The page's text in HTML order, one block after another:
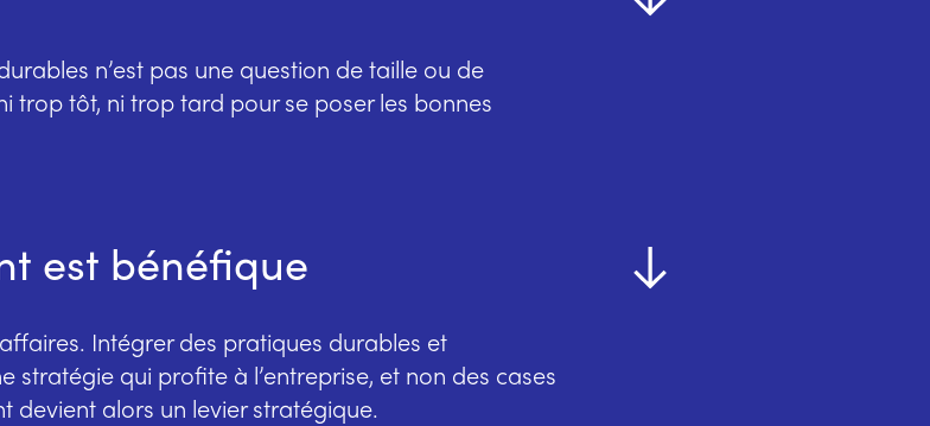
n’est pas une question de taille ou de
trop tôt, ni trop tard pour se poser les bonnes
est bénéfique
Intégrer des pratiques durables et
stratégie qui profite à l’entreprise, et non des cases
devient alors un levier stratégique.